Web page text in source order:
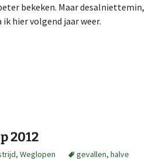
bekeken. Maar desalniettemin,
hier volgend jaar weer.
2012
, Weglopen gevallen, halve